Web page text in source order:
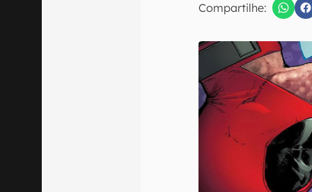
Compartilhe:
Confirmo que